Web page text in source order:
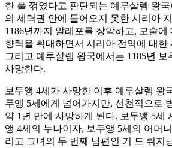
한 풀 꺾였다고 판단되는 예루살렘 왕
의 세력권 안에 들어오지 못한 시리아
1186년까지 알레포를 장악하고, 모술에
향력을 확대하면서 시리아 전역에 대한
그리고 예루살렘 왕국에서는 1185년 보
사망한다.
보두앵 4세가 사망한 이후 예루살렘 왕
두앵 5세에게 넘어가지만, 선천적으로
약 1년 만에 사망하게 된다. 보두앵 5세
앵 4세의 누나이자, 보두앵 5세의 어머
리고 그녀의 두 번째 남편인 기 드 뤼지